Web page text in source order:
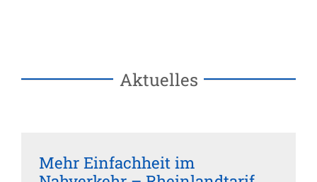
Aktuelles
Mehr Einfachheit im